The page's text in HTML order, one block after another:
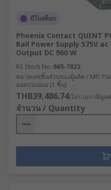
มีในสต็อก
Phoenix Contact QUINT
Rail Power Supply 575V
Output DC 960 W
RS Stock No. 665-7823
หมายเลขชิ้นส่วนของผู้ผลิต / Mfr.
ยอดรวมย่อย (1 ชิ้น)
THB39,486.74(ไม่รวมภาษีมูล
จำนวน / Quantity